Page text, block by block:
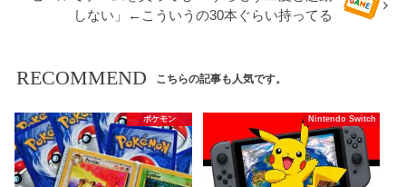
しない」←こういうの30本ぐらい持ってる
RECOMMEND こちらの記事も人気です。
ポケモン Nintendo Switch